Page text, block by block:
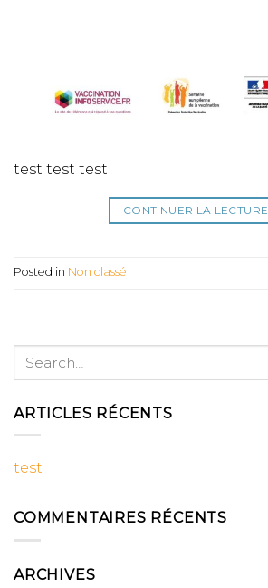
test test test
CONTINUER LA LECTURE
Posted in Non classé
ARTICLES RÉCENTS
test
COMMENTAIRES RÉCENTS
ARCHIVES